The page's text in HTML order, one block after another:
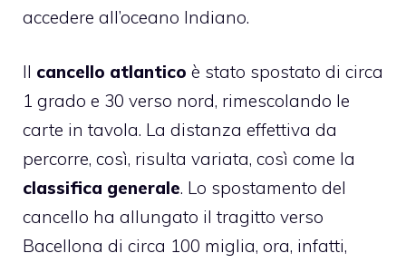
accedere all’oceano Indiano.
Il cancello atlantico è stato spostato di circa
1 grado e 30 verso nord, rimescolando le
carte in tavola. La distanza effettiva da
percorre, così, risulta variata, così come la
classifica generale. Lo spostamento del
cancello ha allungato il tragitto verso
Bacellona di circa 100 miglia, ora, infatti,